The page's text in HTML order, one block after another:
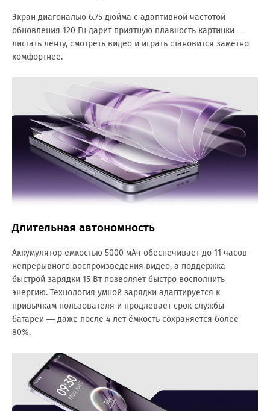
Экран диагональю 6.75 дюйма с адаптивной частотой
обновления 120 Гц дарит приятную плавность картинки —
листать ленту, смотреть видео и играть становится заметно
комфортнее.
Длительная автономность
Аккумулятор ёмкостью 5000 мАч обеспечивает до 11 часов
непрерывного воспроизведения видео, а поддержка
быстрой зарядки 15 Вт позволяет быстро восполнить
энергию. Технология умной зарядки адаптируется к
привычкам пользователя и продлевает срок службы
батареи — даже после 4 лет ёмкость сохраняется более
80%.